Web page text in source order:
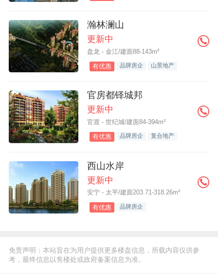
瀚林澜山
更新中
盘龙 - 金江/建面88-143m²
有优惠 品牌房企 山景地产
官房都铎城邦
更新中
官渡 - 世纪城/建面84-394m²
有优惠 品牌房企 复合地产
西山水岸
更新中
安宁 - 太平/建面203.71-318.26m²
有优惠 品牌房企
免责声明：本站旨在为用户提供更多楼盘信息，所载内容仅供参
考，最终信息以售楼处或政府备案信息为准。